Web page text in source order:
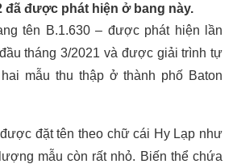
đã được phát hiện ở bang này.
tên B.1.630 – được phát hiện lần
tháng 3/2021 và được giải trình tự
mẫu thu thập ở thành phố Baton
đặt tên theo chữ cái Hy Lạp như
mẫu còn rất nhỏ. Biến thể chứa